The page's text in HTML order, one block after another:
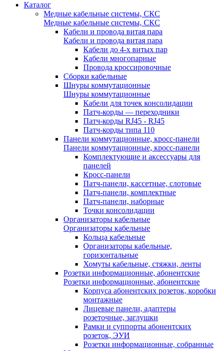
Каталог
Медные кабельные системы, СКС
Медные кабельные системы, СКС
Кабели и провода витая пара
Кабели и провода витая пара
Кабели до 4-х витых пар
Кабели многопарные
Провода кроссировочные
Сборки кабельные
Шнуры коммутационные
Шнуры коммутационные
Кабели для точек консолидации
Патч-корды — переходники
Патч-корды RJ45 - RJ45
Патч-корды типа 110
Панели коммутационные, кросс-панели
Панели коммутационные, кросс-панели
Комплектующие и аксессуары для
панелей
Кросс-панели
Патч-панели, кассетные, слотовые
Патч-панели, комплектные
Патч-панели, наборные
Точки консолидации
Организаторы кабельные
Организаторы кабельные
Кольца кабельные
Организаторы кабельные,
горизонтальные
Хомуты кабельные, стяжки, ленты
Розетки информационные, абонентские
Розетки информационные, абонентские
Корпуса абонентских розеток, коробки
монтажные
Лицевые панели, адаптеры
розеточные, заглушки
Рамки и суппорты абонентских
розеток, ЭУИ
Розетки информационные, собранные